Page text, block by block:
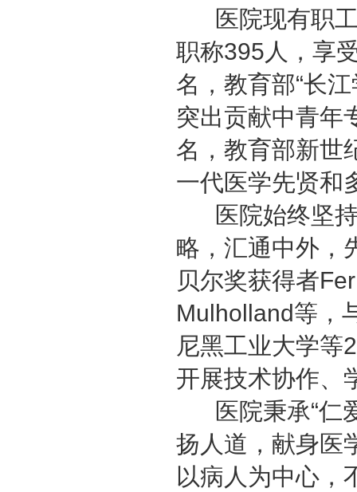
医院现有职
职称395人，享
名，教育部“长
突出贡献中青年
名，教育部新世
一代医学先贤和
医院始终坚
略，汇通中外，
贝尔奖获得者
Mulholland等，
尼黑工业大学等
开展技术协作、
医院秉承“仁
扬人道，献身医
以病人为中心，